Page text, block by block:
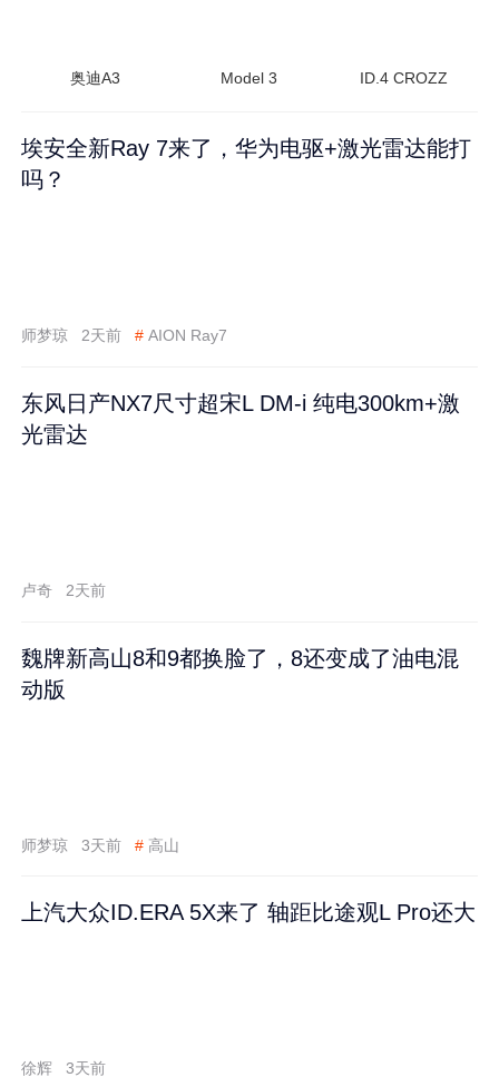
奥迪A3 Model 3 ID.4 CROZZ
埃安全新Ray 7来了，华为电驱+激光雷达能打
吗？
师梦琼 2天前 # AION Ray7
东风日产NX7尺寸超宋L DM-i 纯电300km+激
光雷达
卢奇 2天前
魏牌新高山8和9都换脸了，8还变成了油电混
动版
师梦琼 3天前 # 高山
上汽大众ID.ERA 5X来了 轴距比途观L Pro还大
徐辉 3天前